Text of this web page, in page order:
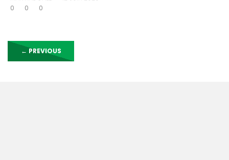
0
0 0
← PREVIOUS